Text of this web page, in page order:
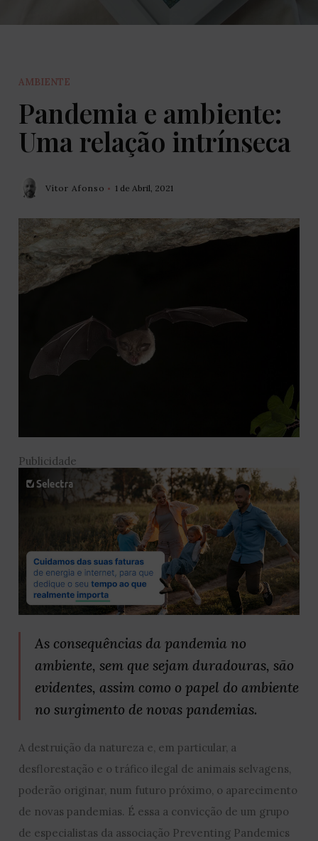
AMBIENTE
Pandemia e ambiente:
Uma relação intrínseca
Vítor Afonso 1 de Abril, 2021
Publicidade
As consequências da pandemia no
ambiente, sem que sejam duradouras, são
evidentes, assim como o papel do ambiente
no surgimento de novas pandemias.
A destruição da natureza e, em particular, a
desflorestação e o tráfico ilegal de animais selvagens,
poderão originar, num futuro próximo, o aparecimento
de novas pandemias. É essa a convicção de um grupo
de especialistas da associação Preventing Pandemics